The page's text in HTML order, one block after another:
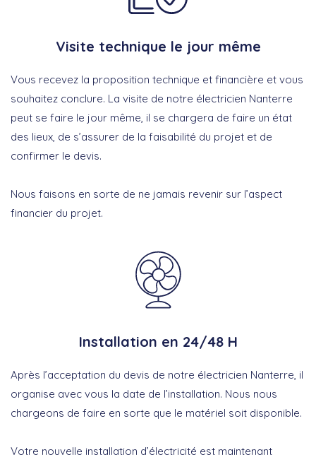
Visite technique le jour même
Vous recevez la proposition technique et financière et vous
souhaitez conclure. La visite de notre électricien Nanterre
peut se faire le jour même, il se chargera de faire un état
des lieux, de s’assurer de la faisabilité du projet et de
confirmer le devis.
Nous faisons en sorte de ne jamais revenir sur l’aspect
financier du projet.
Installation en 24/48 H
Après l’acceptation du devis de notre électricien Nanterre, il
organise avec vous la date de l’installation. Nous nous
chargeons de faire en sorte que le matériel soit disponible.
Votre nouvelle installation d’électricité est maintenant